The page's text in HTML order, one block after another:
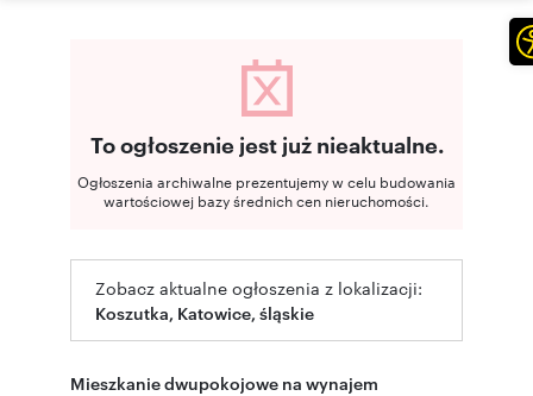
To ogłoszenie jest już nieaktualne.
Ogłoszenia archiwalne prezentujemy w celu budowania
wartościowej bazy średnich cen nieruchomości.
Zobacz aktualne ogłoszenia z lokalizacji:
Koszutka, Katowice, śląskie
Mieszkanie dwupokojowe na wynajem